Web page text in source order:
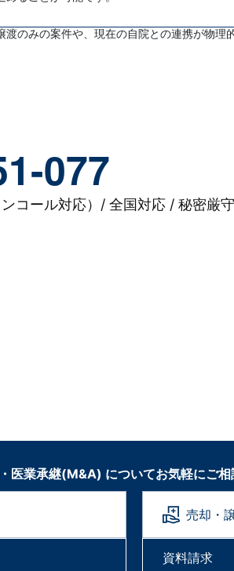
のみの案件や、現在の自院との連携が物理
077
コール対応）/ 全国対応 / 秘密厳
医業承継(M&A) についてお気軽にご
売却・
資料請求